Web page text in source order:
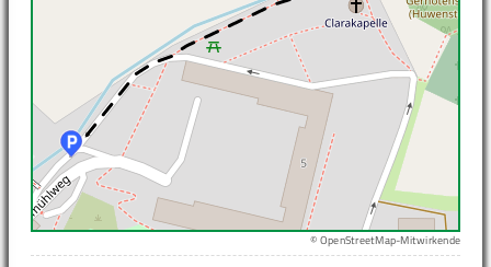
© OpenStreetMap-Mitwirkende